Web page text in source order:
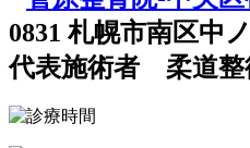
0831 札幌市南区中
代表施術者 柔道